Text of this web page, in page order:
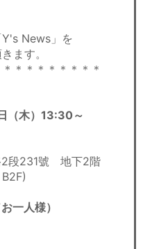
News」を
ます。
＊＊＊＊＊＊＊＊
木）13:30～
2段231號 地下2階
一人様）